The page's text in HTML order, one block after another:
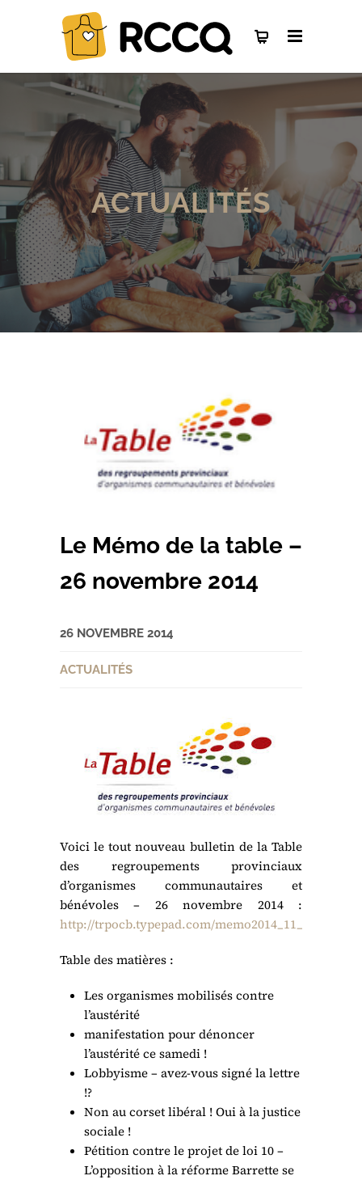
ACTUALITÉS
Le Mémo de la table –
26 novembre 2014
26 NOVEMBRE 2014
ACTUALITÉS
Voici le tout nouveau bulletin de la Table
des regroupements provinciaux
d’organismes communautaires et
bénévoles – 26 novembre 2014 :
http://trpocb.typepad.com/memo2014_11_26F.pdf
Table des matières :
Les organismes mobilisés contre
l’austérité
manifestation pour dénoncer
l’austérité ce samedi !
Lobbyisme – avez-vous signé la lettre
!?
Non au corset libéral ! Oui à la justice
sociale !
Pétition contre le projet de loi 10 –
L’opposition à la réforme Barrette se